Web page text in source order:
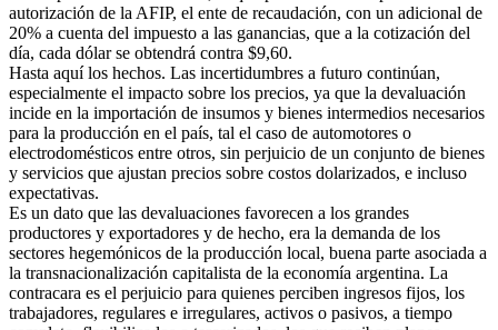
autorización de la AFIP, el ente de recaudación, con un adicional de
20% a cuenta del impuesto a las ganancias, que a la cotización del
día, cada dólar se obtendrá contra $9,60.
Hasta aquí los hechos. Las incertidumbres a futuro continúan,
especialmente el impacto sobre los precios, ya que la devaluación
incide en la importación de insumos y bienes intermedios necesarios
para la producción en el país, tal el caso de automotores o
electrodomésticos entre otros, sin perjuicio de un conjunto de bienes
y servicios que ajustan precios sobre costos dolarizados, e incluso
expectativas.
Es un dato que las devaluaciones favorecen a los grandes
productores y exportadores y de hecho, era la demanda de los
sectores hegemónicos de la producción local, buena parte asociada a
la transnacionalización capitalista de la economía argentina. La
contracara es el perjuicio para quienes perciben ingresos fijos, los
trabajadores, regulares e irregulares, activos o pasivos, a tiempo